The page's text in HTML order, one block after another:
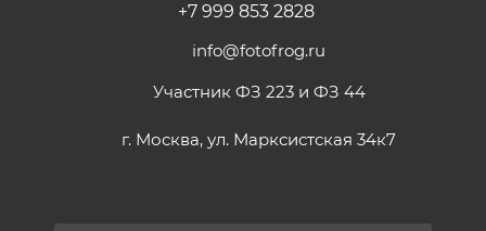
+7 999 853 2828
info@fotofrog.ru
Участник ФЗ 223 и ФЗ 44
г. Москва, ул. Марксистская 34к7